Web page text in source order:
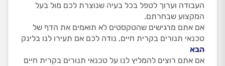
העבודה וערוך לטפל בכל בעיה שנוצרת לכם מול בעל
המקצוע שבחרתם.
אם אתם מרגישים שהטקסטים לא תואמים את הדף של
טכנאי תנורים בקרית חיים, נודה לכם אם תעירו לנו בלינק
הבא
אם אתם רוצים להמליץ לנו על טכנאי תנורים בקרית חיים